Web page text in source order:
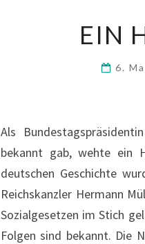
EIN
6.
Als
bekannt gab, wehte ein
deutschen Geschichte
Reichskanzler Hermann
Sozialgesetzen im Stich
Folgen sind bekannt. Die